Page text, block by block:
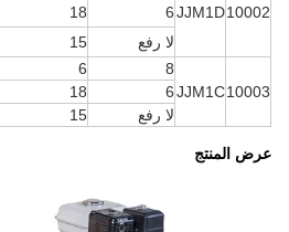
10002
JJM1D
6
18
لا رفع
15
10003
JJM1C
6
18
لا رفع
15
عرض المنتج